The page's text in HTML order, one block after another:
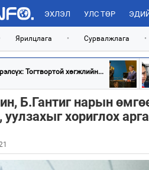
ЭХЛЭЛ УЛС ТӨР
Ярилцлага • Сурвалжлага •
Тогтвортой хөгжлийн...
Б.Гантиг нарын
хориглох